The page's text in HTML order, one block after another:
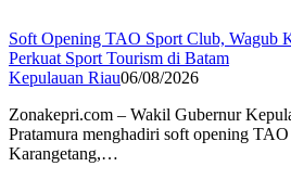
Soft Opening TAO Sport Club, Wagub
Perkuat Sport Tourism di Batam
Kepulauan Riau06/08/2026
Zonakepri.com – Wakil Gubernur
Pratamura menghadiri soft opening
Karangetang,…